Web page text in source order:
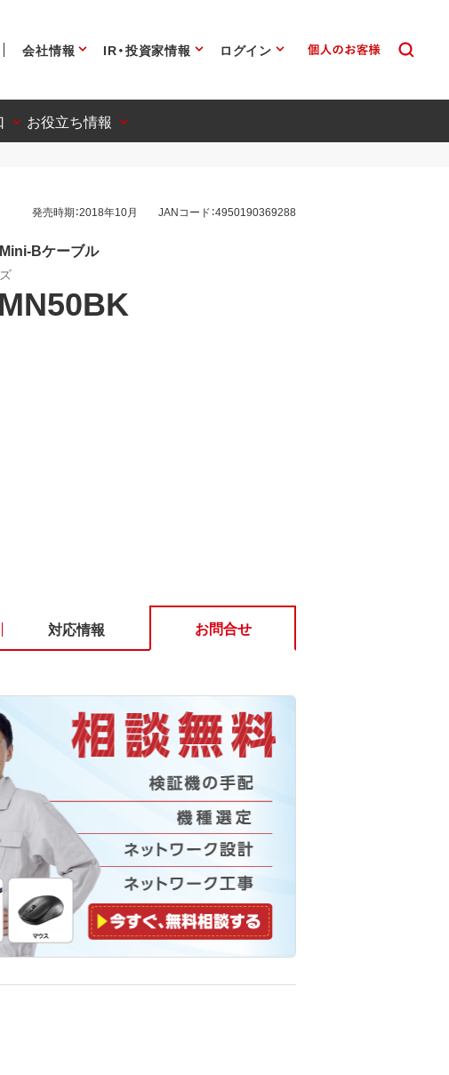
会社情報 IR・投資家情報 ログイン
お役立ち情報
発売時期：2018年10月 JANコード：4950190369288
Bケーブル
対応情報 お問合せ